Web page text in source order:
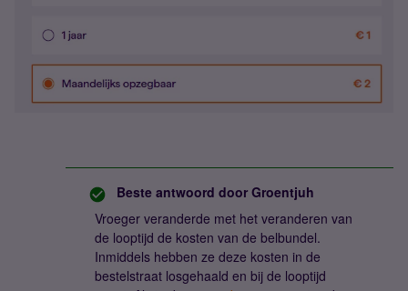
Beste antwoord door Groentjuh
Vroeger veranderde met het veranderen van
de looptijd de kosten van de belbundel.
Inmiddels hebben ze deze kosten in de
bestelstraat losgehaald en bij de looptijd